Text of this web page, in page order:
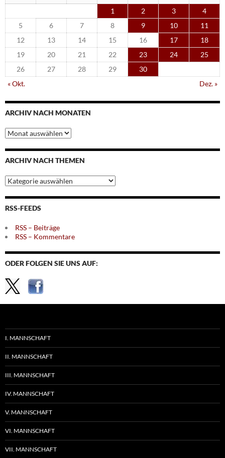
1
2 3
4
5
6 7 8 9 10
11
12
13 14 15 16 17
18
19
20 21 22 23 24
25
26
27 28 29
30
« Okt.
Dez. »
ARCHIV NACH MONATEN
Archiv
nach
Monaten
ARCHIV NACH THEMEN
Archiv
nach
Themen
RSS-FEEDS
RSS – Beiträge
RSS – Kommentare
ODER FOLGEN SIE UNS AUF:
I. MANNSCHAFT
II. MANNSCHAFT
III. MANNSCHAFT
IV. MANNSCHAFT
V. MANNSCHAFT
VI. MANNSCHAFT
VII. MANNSCHAFT